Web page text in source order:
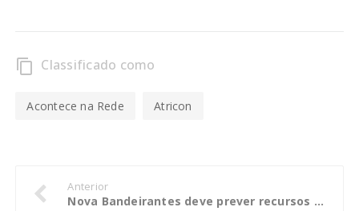
content_copy Classificado como
Acontece na Rede Atricon
Anterior
Nova Bandeirantes deve prever recursos para implantação do conselho tutelar